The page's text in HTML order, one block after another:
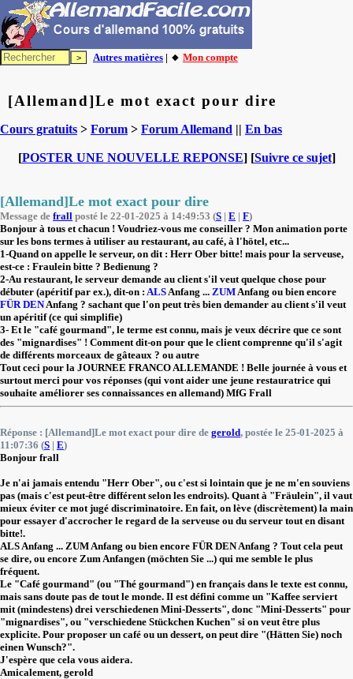
Autres matières | 🔸 Mon compte
[Allemand]Le mot exact pour dire
Cours gratuits > Forum > Forum Allemand || En bas
[POSTER UNE NOUVELLE REPONSE] [Suivre ce sujet]
[Allemand]Le mot exact pour dire
Message de frall posté le 22-01-2025 à 14:49:53 (S | E | F)
Bonjour à tous et chacun ! Voudriez-vous me conseiller ? Mon animation porte
sur les bons termes à utiliser au restaurant, au café, à l'hötel, etc...
1-Quand on appelle le serveur, on dit : Herr Ober bitte! mais pour la serveuse,
est-ce : Fraulein bitte ? Bedienung ?
2-Au restaurant, le serveur demande au client s'il veut quelque chose pour
débuter (apéritif par ex.), dit-on : ALS Anfang ... ZUM Anfang ou bien encore
FÜR DENAnfang ? sachant que l'on peut très bien demander au client s'il veut
un apéritif (ce qui simplifie)
3- Et le "café gourmand", le terme est connu, mais je veux décrire que ce sont
des "mignardises" ! Comment dit-on pour que le client comprenne qu'il s'agit
de différents morceaux de gâteaux ? ou autre
Tout ceci pour la JOURNEE FRANCO ALLEMANDE ! Belle journée à vous et
surtout merci pour vos réponses (qui vont aider une jeune restauratrice qui
souhaite améliorer ses connaissances en allemand) MfG Frall
Réponse : [Allemand]Le mot exact pour dire de gerold, postée le 25-01-2025 à
11:07:36 (S | E)
Bonjour frall
Je n'ai jamais entendu "Herr Ober", ou c'est si lointain que je ne m'en souviens
pas (mais c'est peut-être différent selon les endroits). Quant à "Fräulein", il vaut
mieux éviter ce mot jugé discriminatoire. En fait, on lève (discrètement) la main
pour essayer d'accrocher le regard de la serveuse ou du serveur tout en disant
bitte!.
ALS Anfang ... ZUM Anfang ou bien encore FÜR DEN Anfang ? Tout cela peut
se dire, ou encore Zum Anfangen (möchten Sie ...) qui me semble le plus
fréquent.
Le "Café gourmand" (ou "Thé gourmand") en français dans le texte est connu,
mais sans doute pas de tout le monde. Il est défini comme un "Kaffee serviert
mit (mindestens) drei verschiedenen Mini-Desserts", donc "Mini-Desserts" pour
"mignardises", ou "verschiedene Stückchen Kuchen" si on veut être plus
explicite. Pour proposer un café ou un dessert, on peut dire "(Hätten Sie) noch
einen Wunsch?".
J'espère que cela vous aidera.
Amicalement, gerold